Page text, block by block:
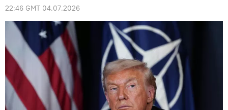
22:46 GMT 04.07.2026